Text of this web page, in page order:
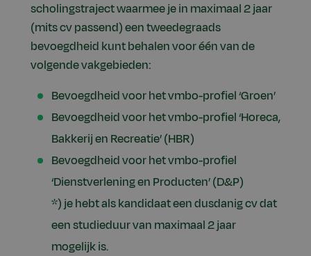
scholingstraject waarmee je in maximaal 2 jaar
(mits cv passend) een tweedegraads
bevoegdheid kunt behalen voor één van de
volgende vakgebieden:
Bevoegdheid voor het vmbo-profiel ‘Groen’
Bevoegdheid voor het vmbo-profiel ‘Horeca,
Bakkerij en Recreatie’ (HBR)
Bevoegdheid voor het vmbo-profiel
‘Dienstverlening en Producten’ (D&P)
*) je hebt als kandidaat een dusdanig cv dat
een studieduur van maximaal 2 jaar
mogelijk is.